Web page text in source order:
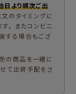
日より順次ご出
のタイミングに
。 またコンビニ
する場合もござ
の商品を一緒に
て出荷手配をさ